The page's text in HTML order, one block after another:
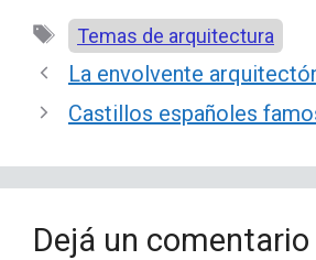
Etiquetas
Temas de arquitectura
La envolvente
Castillos españoles
Dejá un comentario